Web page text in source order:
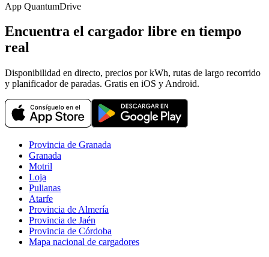
App QuantumDrive
Encuentra el cargador libre en tiempo
real
Disponibilidad en directo, precios por kWh, rutas de largo recorrido
y planificador de paradas. Gratis en iOS y Android.
Provincia de Granada
Granada
Motril
Loja
Pulianas
Atarfe
Provincia de Almería
Provincia de Jaén
Provincia de Córdoba
Mapa nacional de cargadores